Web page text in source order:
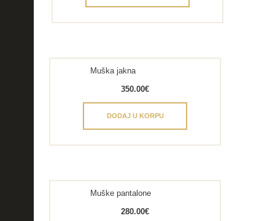
Muška jakna
350.00€
DODAJ U KORPU
Muške pantalone
280.00€